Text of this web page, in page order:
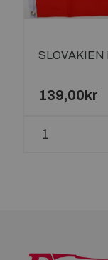
SLOVAKIEN
139,00kr